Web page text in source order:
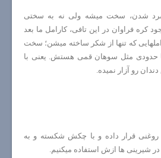
شدن، سخت میشه ولی نه به سختی
کره فراوان در این تافی، کارامل ما بعد
که تنها از شکر ساخته میشن؛ سخت
حدودی مثل سوهان قمی هستش. یعنی با
رو آزار نمیده.
روغنی قرار داده و با چکش شکسته و به
شیرینی ها ازش استفاده میکنیم.